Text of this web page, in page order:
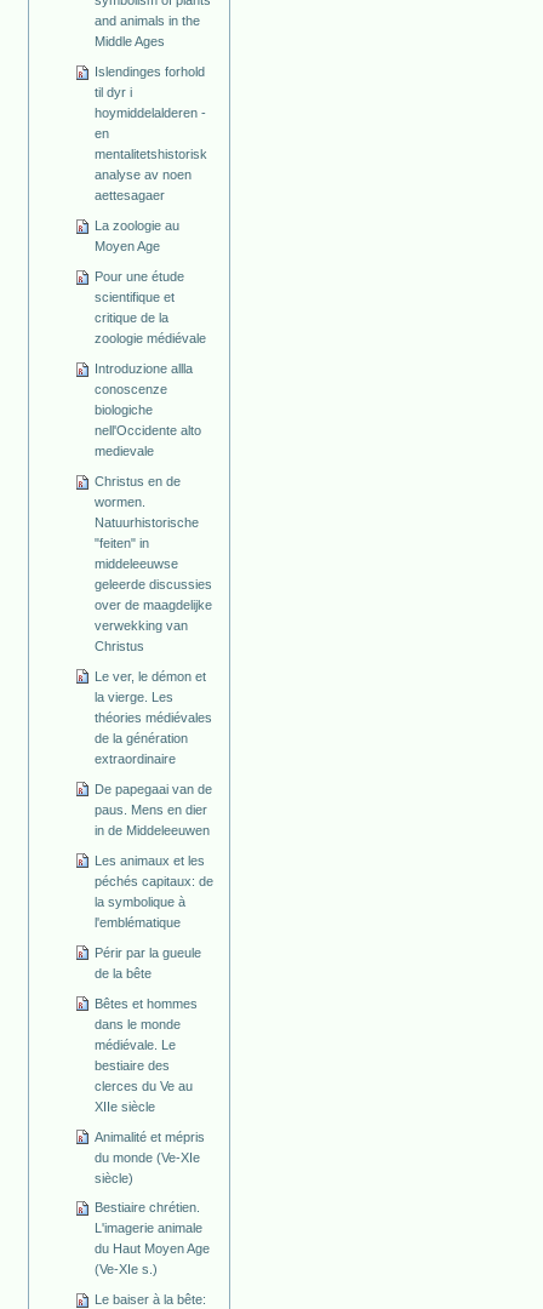
and animals in the
Middle Ages
Islendinges forhold
til dyr i
hoymiddelalderen -
en
mentalitetshistorisk
analyse av noen
aettesagaer
La zoologie au
Moyen Age
Pour une étude
scientifique et
critique de la
zoologie médiévale
Introduzione allla
conoscenze
biologiche
nell'Occidente alto
medievale
Christus en de
wormen.
Natuurhistorische
"feiten" in
middeleeuwse
geleerde discussies
over de maagdelijke
verwekking van
Christus
Le ver, le démon et
la vierge. Les
théories médiévales
de la génération
extraordinaire
De papegaai van de
paus. Mens en dier
in de Middeleeuwen
Les animaux et les
péchés capitaux: de
la symbolique à
l'emblématique
Périr par la gueule
de la bête
Bêtes et hommes
dans le monde
médiévale. Le
bestiaire des
clerces du Ve au
XIIe siècle
Animalité et mépris
du monde (Ve-XIe
siècle)
Bestiaire chrétien.
L'imagerie animale
du Haut Moyen Age
(Ve-XIe s.)
Le baiser à la bête: